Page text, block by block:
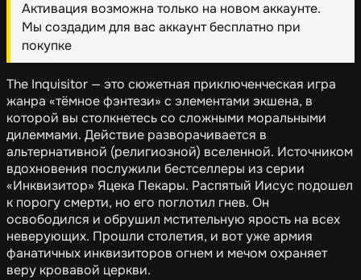
Активация возможна только на новом аккаунте.
Мы создадим для вас аккаунт бесплатно при
покупке
The Inquisitor — это сюжетная приключенческая игра
жанра «тёмное фэнтези» с элементами экшена, в
которой вы столкнетесь со сложными моральными
дилеммами. Действие разворачивается в
альтернативной (религиозной) вселенной. Источником
вдохновения послужили бестселлеры из серии
«Инквизитор» Яцека Пекары. Распятый Иисус подошел
к порогу смерти, но его поглотил гнев. Он
освободился и обрушил мстительную ярость на всех
неверующих. Прошли столетия, и вот уже армия
фанатичных инквизиторов огнем и мечом охраняет
веру кровавой церкви.